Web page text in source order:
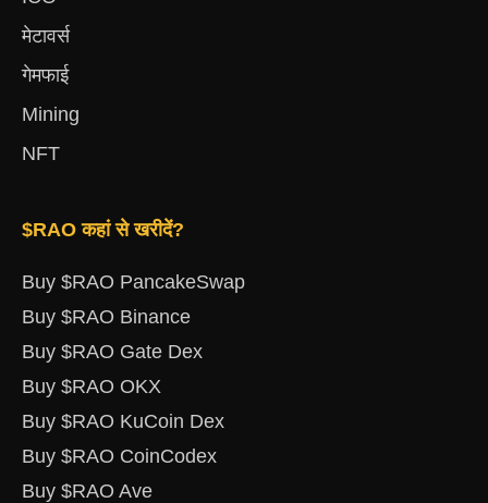
मेटावर्स
गेमफाई
Mining
NFT
$RAO कहां से खरीदें?
Buy $RAO PancakeSwap
Buy $RAO Binance
Buy $RAO Gate Dex
Buy $RAO OKX
Buy $RAO KuCoin Dex
Buy $RAO CoinCodex
Buy $RAO Ave